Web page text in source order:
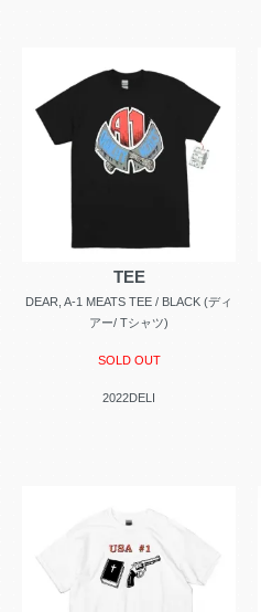
TEE
DEAR, A-1 MEATS TEE / BLACK (ディ
アー/ Tシャツ)
SOLD OUT
2022DELI